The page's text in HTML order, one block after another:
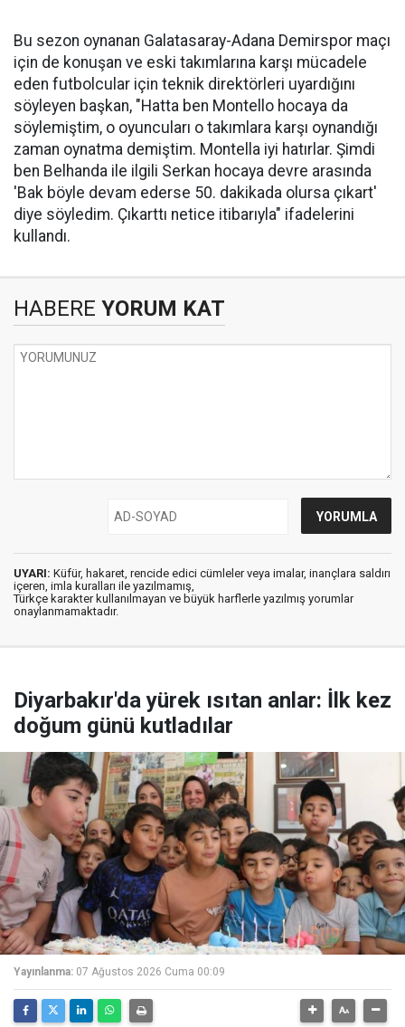
Bu sezon oynanan Galatasaray-Adana Demirspor maçı
için de konuşan ve eski takımlarına karşı mücadele
eden futbolcular için teknik direktörleri uyardığını
söyleyen başkan, "Hatta ben Montello hocaya da
söylemiştim, o oyuncuları o takımlara karşı oynandığı
zaman oynatma demiştim. Montella iyi hatırlar. Şimdi
ben Belhanda ile ilgili Serkan hocaya devre arasında
'Bak böyle devam ederse 50. dakikada olursa çıkart'
diye söyledim. Çıkarttı netice itibarıyla" ifadelerini
kullandı.
HABERE YORUM KAT
UYARI: Küfür, hakaret, rencide edici cümleler veya imalar, inançlara saldırı
içeren, imla kuralları ile yazılmamış,
Türkçe karakter kullanılmayan ve büyük harflerle yazılmış yorumlar
onaylanmamaktadır.
Diyarbakır'da yürek ısıtan anlar: İlk kez
doğum günü kutladılar
Yayınlanma: 07 Ağustos 2026 Cuma 00:09